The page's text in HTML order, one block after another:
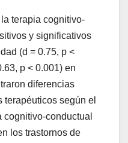
terapia cognitivo-
y significativos
(d = 0.75, p <
p < 0.001) en
diferencias
según el
cognitivo-conductual
los trastornos de